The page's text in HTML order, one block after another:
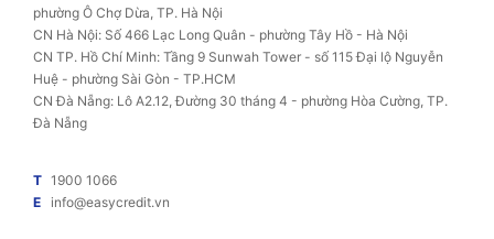
phường Ô Chợ Dừa, TP. Hà Nội
CN Hà Nội: Số 466 Lạc Long Quân - phường Tây Hồ - Hà Nội
CN TP. Hồ Chí Minh: Tầng 9 Sunwah Tower - số 115 Đại lộ Nguyễn
Huệ - phường Sài Gòn - TP.HCM
CN Đà Nẵng: Lô A2.12, Đường 30 tháng 4 - phường Hòa Cường, TP.
Đà Nẵng
T 1900 1066
E info@easycredit.vn